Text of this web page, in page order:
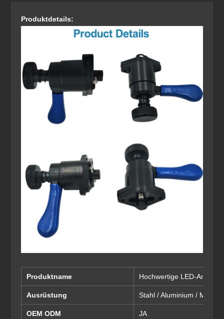
Produktdetails:
Produktname Hochwertige LED-
Ausrüstung Stahl / Aluminium /
OEM ODM JA